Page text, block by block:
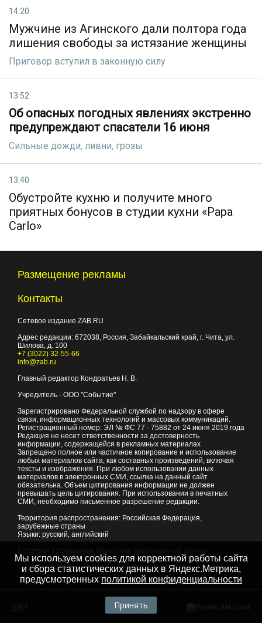
14:20
Мужчине из Агинского дали полтора года
лишения свободы за истязание женщины
Приговор вступил в законную силу
13:52
Об опасных погодных явлениях экстренно
предупреждают спасатели 16 июня
Сильные дожди, ливни, грозы
13:40
Обустройте кухню и получите много
приятных бонусов в студии кухни «Papa
Carlo»
Размещение рекламы
Контакты
Сетевое издание ZAB.RU
Адрес редакции: 672038, Россия, Забайкальский край, г. Чита, ул.
Шилова, д. 100
+7 (3022) 32-55-66
info@zab.ru
Главный редактор Кондратьев Н. В.
Учредитель - ООО "Событие"
Зарегистрировано Федеральной службой по надзору в сфере
связи, информационных технологий и массовых коммуникаций.
Регистрационный номер: ЭЛ № ФС 77 - 75882 от 24 июня 2019 года
Редакция не несет ответственности за достоверность
информации, содержащейся в рекламных материалах
Запрещено полное или частичное копирование и использование
любых материалов сайта, как составных произведений, включая
тексты и изображения. При любом использовании данных
материалов в электронных СМИ, ссылка на данный сайт
обязательна. Объем цитирования информации не должен
превышать цель цитирования. При использовании в печатных
СМИ, необходимо письменное разрешение редакции.
Территория распространения: Российская Федерация,
зарубежные страны
Языки: русский, английский
© 2007 - 2026Портал Читы и Забайкальского края
Мы используем cookies для корректной работы сайта
и сбора статистических данных в Яндекс.Метрика,
предусмотренных политикой конфиденциальности
Принять